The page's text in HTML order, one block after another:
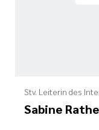
Stv. Leiterin des
Sabine Rathe